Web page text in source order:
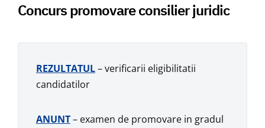
Concurs promovare consilier juridic
REZULTATUL– verificarii eligibilitatii
candidatilor
ANUNT– examen de promovare in gradul